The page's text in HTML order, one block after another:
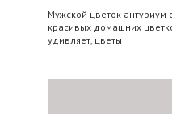
Мужской цветок антуриум
красивых домашних
удивляет, цветы